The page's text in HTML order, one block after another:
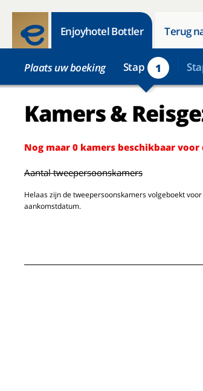
Enjoyhotel Bottler Terug
Plaats uw boeking Stap 1
Kamers &
Nog maar 0 kamers beschikbaar voor
Aantal tweepersoonskamers
Helaas zijn de tweepersoonskamers volgeboekt
aankomstdatum.